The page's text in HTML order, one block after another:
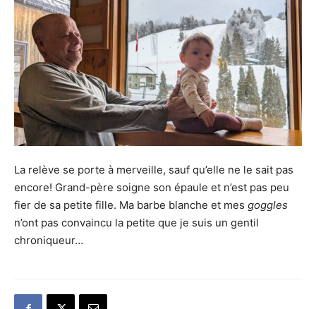
La relève se porte à merveille, sauf qu’elle ne le sait pas
encore! Grand-père soigne son épaule et n’est pas peu
fier de sa petite fille. Ma barbe blanche et mes goggles
n’ont pas convaincu la petite que je suis un gentil
chroniqueur…